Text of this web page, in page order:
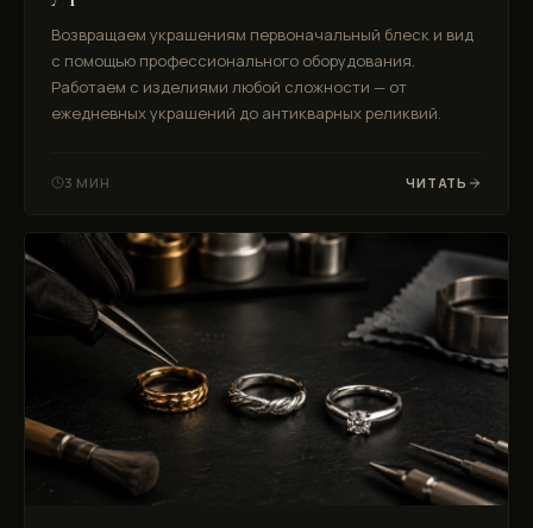
Возвращаем украшениям первоначальный блеск и вид
с помощью профессионального оборудования.
Работаем с изделиями любой сложности — от
ежедневных украшений до антикварных реликвий.
3 МИН ЧИТАТЬ